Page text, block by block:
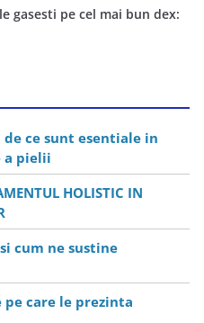
gasesti pe cel mai bun dex:
ce sunt esentiale in
a pielii
HOLISTIC IN
cum ne sustine
care le prezinta